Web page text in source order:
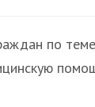
по